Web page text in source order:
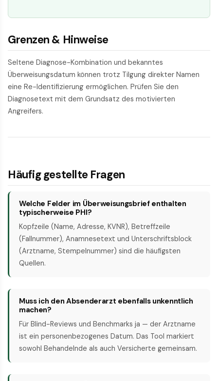
Grenzen & Hinweise
Seltene Diagnose-Kombination und bekanntes
Überweisungsdatum können trotz Tilgung direkter Namen
eine Re-Identifizierung ermöglichen. Prüfen Sie den
Diagnosetext mit dem Grundsatz des motivierten
Angreifers.
Häufig gestellte Fragen
Welche Felder im Überweisungsbrief enthalten
typischerweise PHI?
Kopfzeile (Name, Adresse, KVNR), Betreffzeile
(Fallnummer), Anamnesetext und Unterschriftsblock
(Arztname, Stempelnummer) sind die häufigsten
Quellen.
Muss ich den Absenderarzt ebenfalls unkenntlich
machen?
Für Blind-Reviews und Benchmarks ja — der Arztname
ist ein personenbezogenes Datum. Das Tool markiert
sowohl Behandelnde als auch Versicherte gemeinsam.